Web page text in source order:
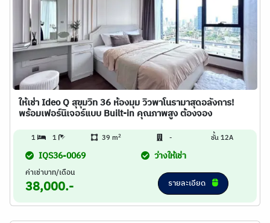
ให้เช่า Ideo Q สุขุมวิท 36 ห้องมุม วิวพาโนรามาสุดอลังการ!
พร้อมเฟอร์นิเจอร์แบบ Built-in คุณภาพสูง ต้องจอง
1 1 39 m2 - ชั้น 12A
IQS36-0069 ว่างให้เช่า
ค่าเช่าบาท/เดือน
38,000.- รายละเอียด